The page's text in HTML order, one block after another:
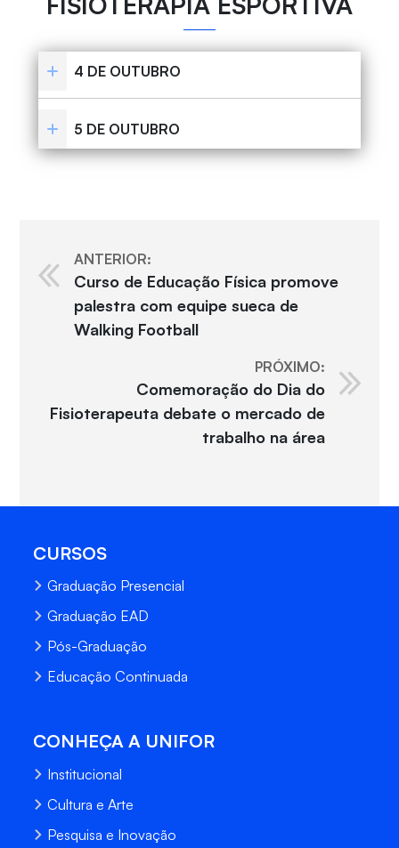
4 DE OUTUBRO
5 DE OUTUBRO
ANTERIOR:
Curso de Educação Física promove
palestra com equipe sueca de
Walking Football
PRÓXIMO:
Comemoração do Dia do
Fisioterapeuta debate o mercado de
trabalho na área
CURSOS
Graduação Presencial
Graduação EAD
Pós-Graduação
Educação Continuada
CONHEÇA A UNIFOR
Institucional
Cultura e Arte
Pesquisa e Inovação